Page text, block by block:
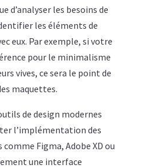
d’analyser les besoins de
les éléments de
eux. Par exemple, si votre
pour le minimalisme
vives, ce sera le point de
maquettes.
de design modernes
l’implémentation des
Figma, Adobe XD ou
une interface